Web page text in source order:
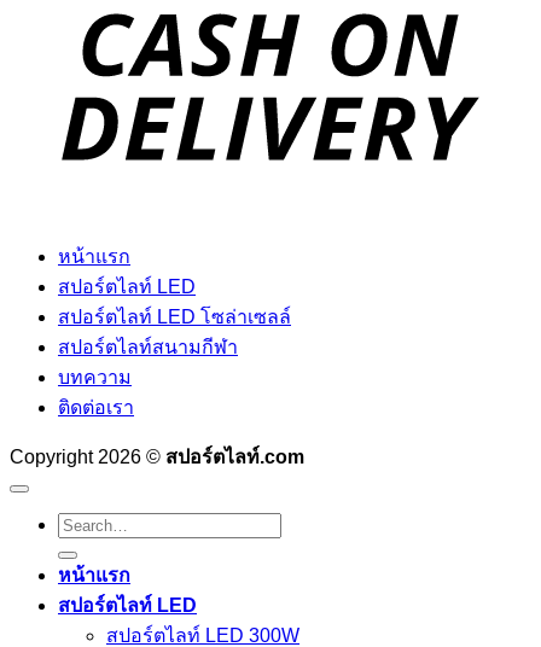
หน้าแรก
สปอร์ตไลท์ LED
สปอร์ตไลท์ LED โซล่าเซลล์
สปอร์ตไลท์สนามกีฬา
บทความ
ติดต่อเรา
Copyright 2026 © สปอร์ตไลท์.com
Search
for:
หน้าแรก
สปอร์ตไลท์ LED
สปอร์ตไลท์ LED 300W